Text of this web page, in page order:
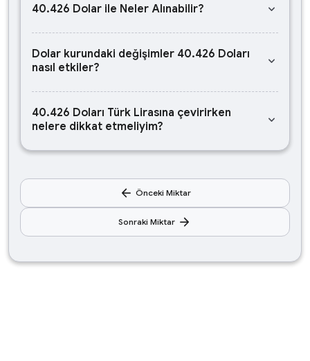
40.426 Dolar ile Neler Alınabilir? keyboard_arrow_down
Dolar kurundaki değişimler 40.426 Doları
nasıl etkiler?
keyboard_arrow_down
40.426 Doları Türk Lirasına çevirirken
nelere dikkat etmeliyim?
keyboard_arrow_down
arrow_back Önceki Miktar
Sonraki Miktar arrow_forward